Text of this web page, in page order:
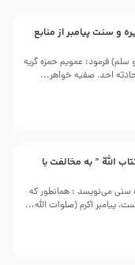
و سنت پیامبر از منابع
و سلم) فرمود: عمویم حمزه گریه
احد، صفیه خواهر...
اللّه ” به مخالفت با
خفاجی مصری عالم بزرگ سنی می‌نویسد : همانطور که
پیامبر اکرم (صلوات اللّه...